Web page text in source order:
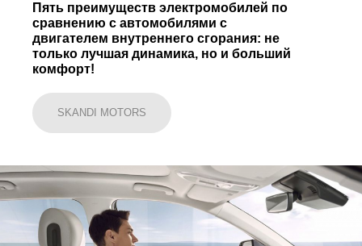
Пять преимуществ электромобилей по
сравнению с автомобилями с
двигателем внутреннего сгорания: не
только лучшая динамика, но и больший
комфорт!
SKANDI MOTORS